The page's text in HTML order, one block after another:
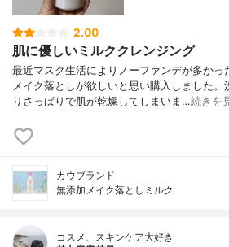
2.00
肌に優しいミルククレンジング
最近マスク生活によりノーファンデが多かっ
メイク落としが欲しいと思い購入しました。
りさっぱりで肌が乾燥してしまいま…続きを
カウブランド
無添加メイク落としミルク
コスメ、スキンケア大好き